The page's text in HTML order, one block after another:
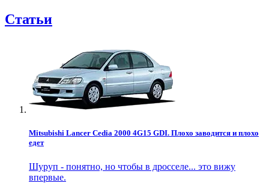
Статьи
Mitsubishi Lancer Cedia 2000 4G15 GDI. Плохо заводится и плохо
едет
Шуруп - понятно, но чтобы в дросселе... это вижу
впервые.